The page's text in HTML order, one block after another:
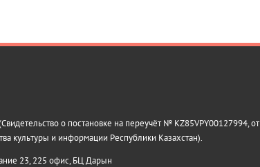
о постановке на переучёт № KZ85VPY00127994, от
культуры и информации Республики Казахстан).
23, 225 офис, БЦ Дарын